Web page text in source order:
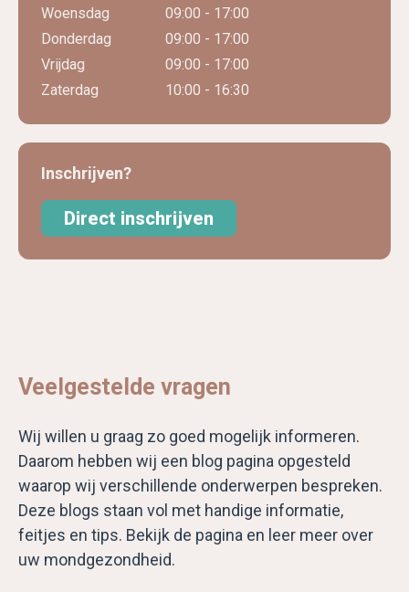
Woensdag
Donderdag
Vrijdag
Zaterdag
09:00 - 17:00
09:00 - 17:00
09:00 - 17:00
10:00 - 16:30
Inschrijven?
Direct inschrijven
Veelgestelde vragen
Wij willen u graag zo goed mogelijk informeren.
Daarom hebben wij een blog pagina opgesteld
waarop wij verschillende onderwerpen bespreken.
Deze blogs staan vol met handige informatie,
feitjes en tips. Bekijk de pagina en leer meer over
uw mondgezondheid.